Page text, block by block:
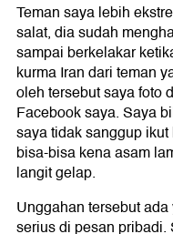
Teman saya lebih
salat, dia sudah
sampai berkelakar
kurma Iran dari teman
oleh tersebut saya foto
Facebook saya. Saya
saya tidak sanggup
bisa-bisa kena asam
langit gelap.
Unggahan tersebut
serius di pesan